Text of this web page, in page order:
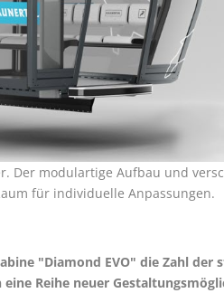
Der modulartige Aufbau und
für individuelle Anpassungen.
"Diamond EVO" die Zahl der
Reihe neuer